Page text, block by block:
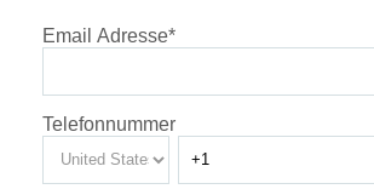
Email Adresse*
Telefonnummer